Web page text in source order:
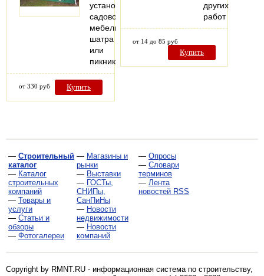
установки
садовой
мебели,
шатра
или
пикника.
от 330 руб Купить
других
работ
от 14 до 85 руб
Купить
— Строительный
каталог
— Каталог
строительных
компаний
— Товары и
услуги
— Статьи и
обзоры
— Фотогалереи
— Магазины и
рынки
— Выставки
— ГОСТы,
СНИПы,
СанПиНы
— Новости
недвижимости
— Новости
компаний
— Опросы
— Словари
терминов
— Лента
новостей RSS
Copyright by RMNT.RU - информационная система по строительству,